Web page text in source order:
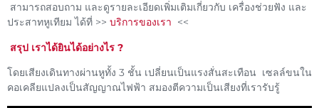
สามารถสอบถาม และดูรายละเอียดเพิ่มเติมเกี่ยวกับ เครื่องช่วยฟัง และ
ประสาทหูเทียม ได้ที่ >> บริการของเรา <<
สรุป เราได้ยินได้อย่างไร ?
โดยเสียงเดินทางผ่านหูทั้ง 3 ชั้น เปลี่ยนเป็นแรงสั่นสะเทือน เซลล์ขนใน
คอเคลียแปลงเป็นสัญญาณไฟฟ้า สมองตีความเป็นเสียงที่เรารับรู้